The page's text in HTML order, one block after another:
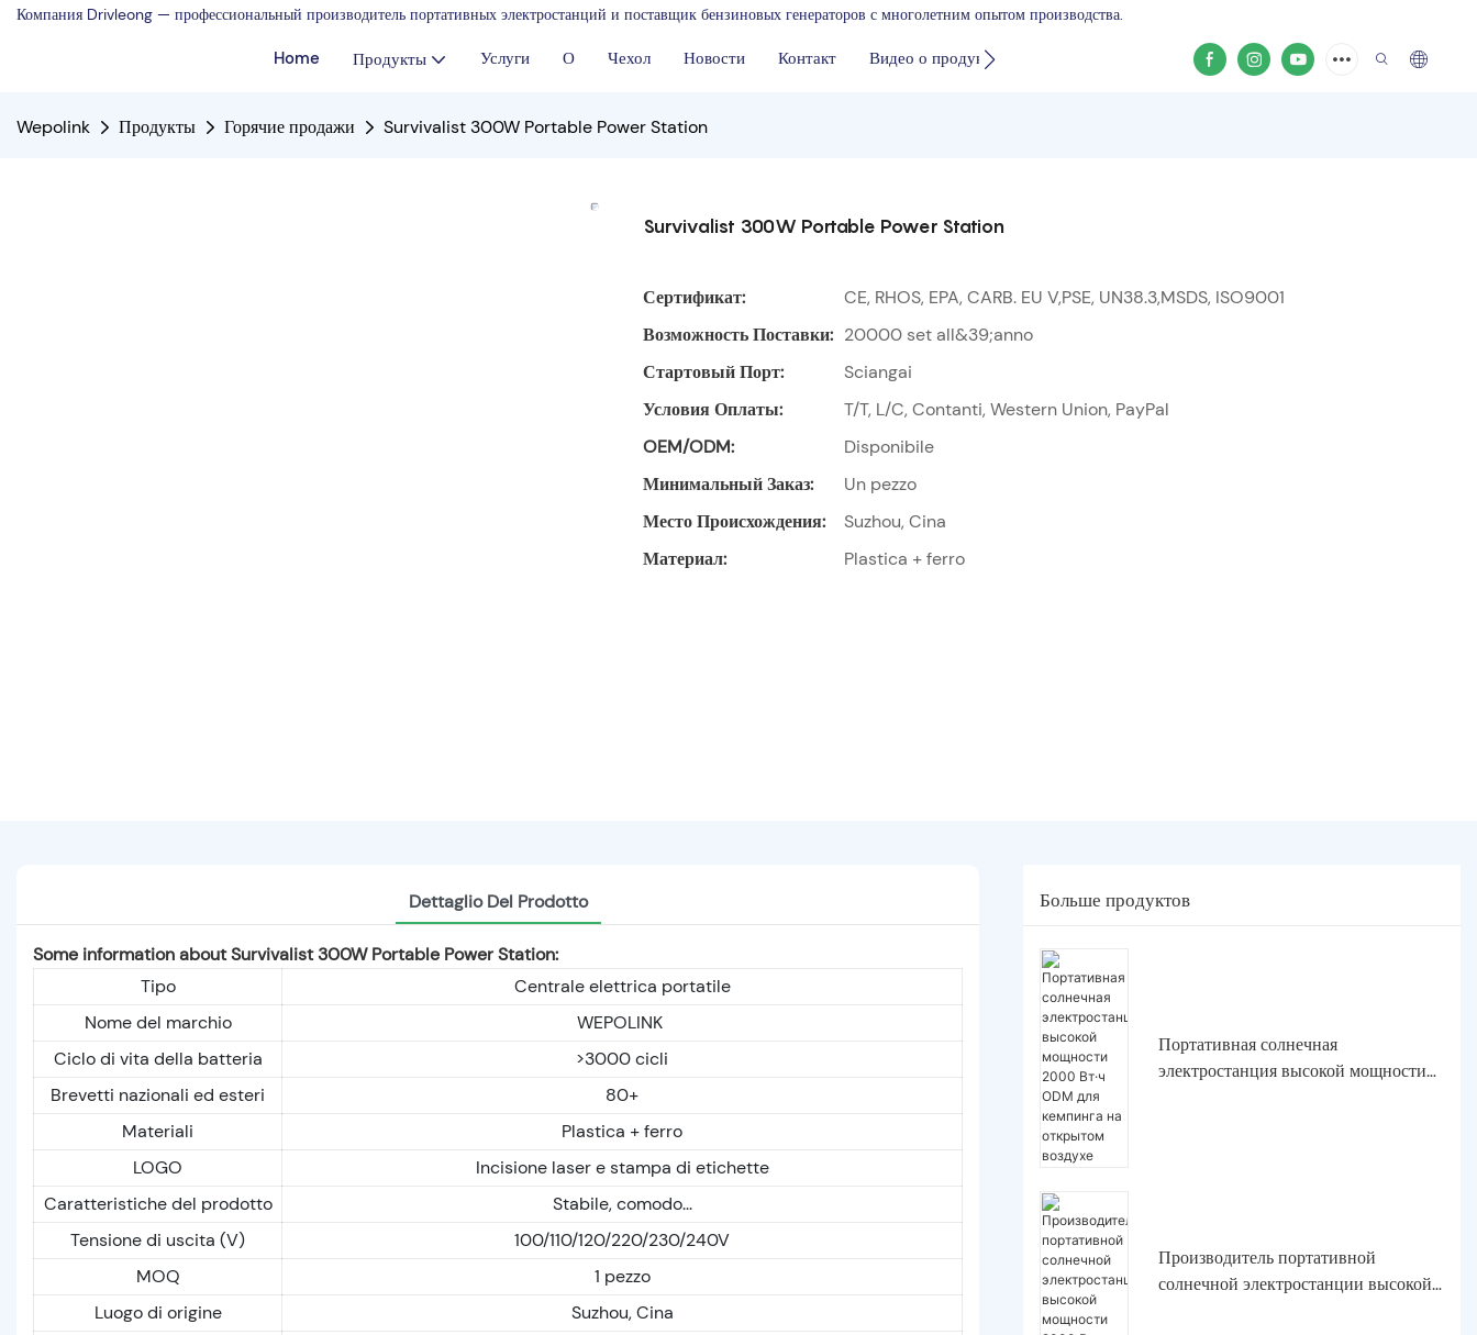
Компания Drivleong — профессиональный производитель портативных электростанций и поставщик бензиновых генераторов с многолетним опытом производства.
Home Продукты Услуги О Чехол Новости Контакт Видео о продукте
Wepolink Продукты Горячие продажи Survivalist 300W Portable Power Station
Survivalist 300W Portable Power Station
Сертификат:
CE, RHOS, EPA, CARB. EU V,PSE, UN38.3,MSDS, ISO9001
Возможность Поставки: 20000 set all&39;anno
Стартовый Порт:
Sciangai
Условия Оплаты:
T/T, L/C, Contanti, Western Union, PayPal
OEM/ODM:
Disponibile
Минимальный Заказ:
Un pezzo
Место Происхождения:
Suzhou, Cina
Материал:
Plastica + ferro
Dettaglio Del Prodotto
Some information about Survivalist 300W Portable Power Station:
Tipo
Centrale elettrica portatile
Nome del marchio
WEPOLINK
Ciclo di vita della batteria
>3000 cicli
Brevetti nazionali ed esteri
80+
Materiali
Plastica + ferro
LOGO
Incisione laser e stampa di etichette
Caratteristiche del prodotto
Stabile, comodo...
Tensione di uscita (V)
100/110/120/220/230/240V
MOQ
1 pezzo
Luogo di origine
Suzhou, Cina
Больше продуктов
Портативная солнечная
электростанция высокой мощности
Производитель портативной
солнечной электростанции высокой